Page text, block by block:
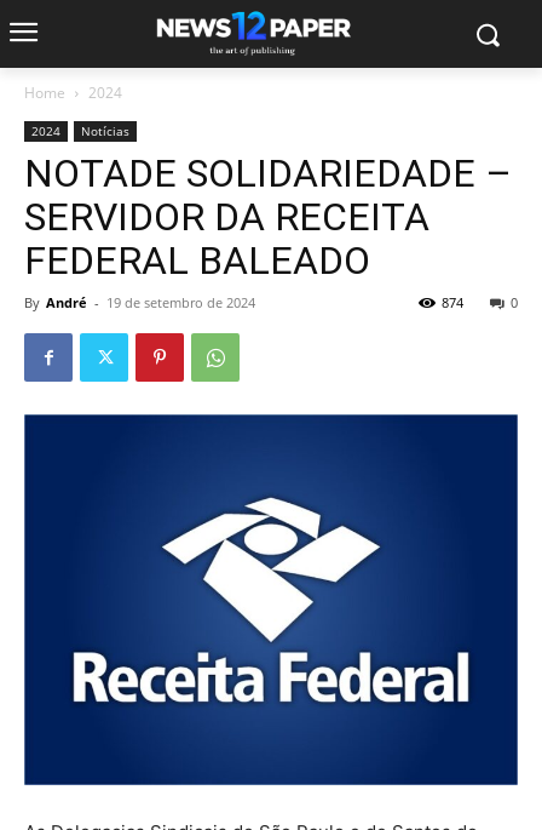
Home 2024
2024 Notícias
NOTADE SOLIDARIEDADE –
SERVIDOR DA RECEITA
FEDERAL BALEADO
By André - 19 de setembro de 2024 0
874